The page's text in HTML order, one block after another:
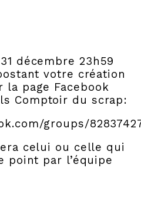
décembre 23h59
votre création
la page Facebook
Comptoir du scrap:
groups/
celui ou celle qui
point par l’équipe